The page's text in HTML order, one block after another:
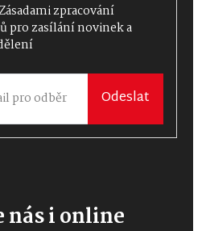
zpracování
pro zasílání novinek a
Odeslat
nás i online